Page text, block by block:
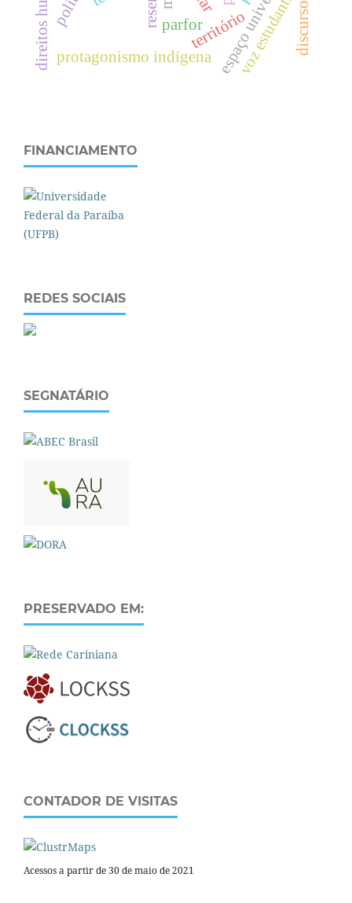
território
protagonismo indígena
d
i
r
e
i
t
o
s
h
u
m
a
n
o
s parfor voz estudantil
FINANCIAMENTO
REDES SOCIAIS
SEGNATÁRIO
PRESERVADO EM:
CONTADOR DE VISITAS
Acessos a partir de 30 de maio de 2021